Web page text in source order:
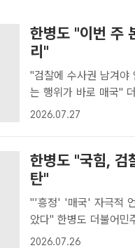
한병도 "이번 주
리"
"검찰에 수사권 남겨야
는 행위가 바로 매국" 더불어민주당이 검찰의 보완수사권을 전면 폐지하는
내용을 담은 형사소송
2026.07.27
한병도 "국힘, 검
탄"
"'흥정' '매국' 자극적
았다" 한병도 더불어민주당 대표 직무대행 겸 원내대표가 26일 검사의 보완
수사권을 폐지하는 형
2026.07.26